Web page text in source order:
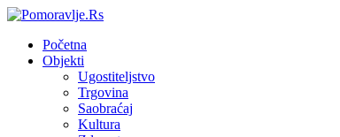
Početna
Objekti
Ugostiteljstvo
Trgovina
Saobraćaj
Kultura